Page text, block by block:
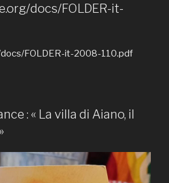
docs/FOLDER-it-
FOLDER-it-2008-110.pdf
: « La villa di Aiano, il